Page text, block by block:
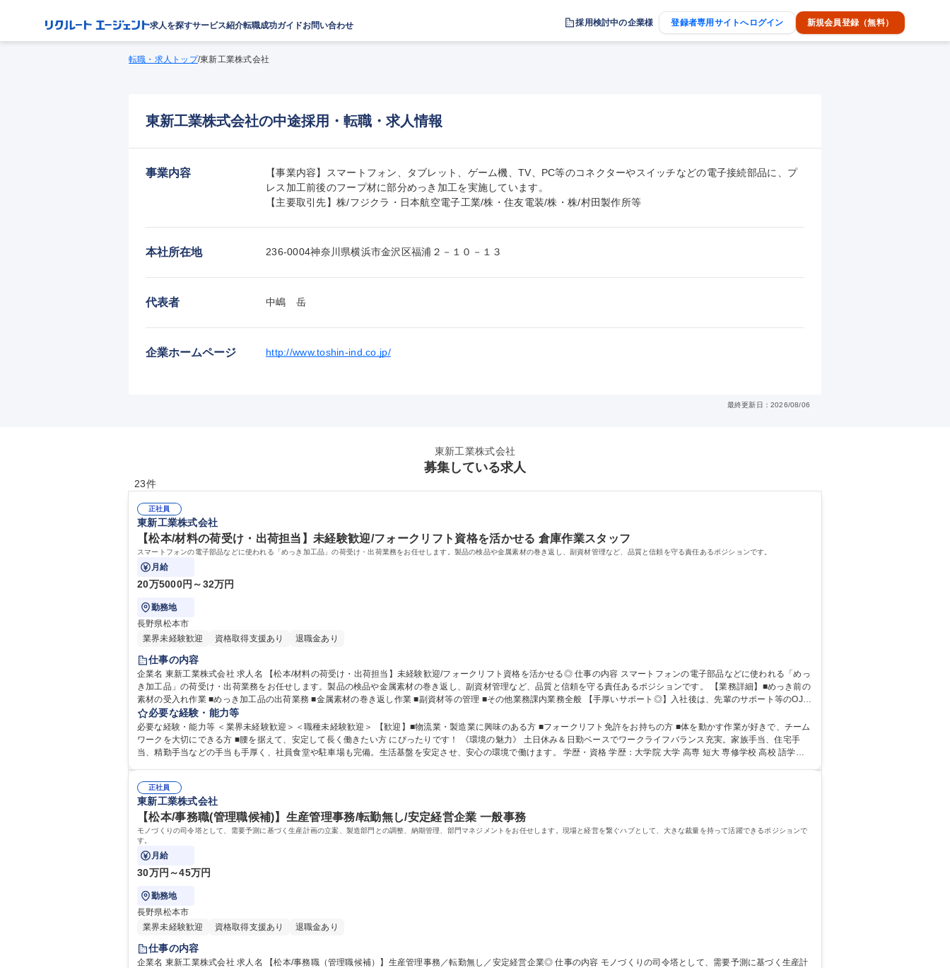
求人を探すサービス紹介転職成功ガイドお問い合わせ 採用検討中の企業様 登録者専用サイトへログイン 新規会員登録（無料）
転職・求人トップ/東新工業株式会社
東新工業株式会社の中途採用・転職・求人情報
事業内容
【事業内容】スマートフォン、タブレット、ゲーム機、TV、PC等のコネクターやスイッチなどの電子接続部品に、プ
レス加工前後のフープ材に部分めっき加工を実施しています。
【主要取引先】株/フジクラ・日本航空電子工業/株・住友電装/株・株/村田製作所等
本社所在地 236-0004神奈川県横浜市金沢区福浦２－１０－１３
代表者 中嶋　岳
企業ホームページ http://www.toshin-ind.co.jp/
最終更新日：2026/08/06
東新工業株式会社
募集している求人
23件
正社員
東新工業株式会社
【松本/材料の荷受け・出荷担当】未経験歓迎/フォークリフト資格を活かせる 倉庫作業スタッフ
スマートフォンの電子部品などに使われる「めっき加工品」の荷受け・出荷業務をお任せします。製品の検品や金属素材の巻き返し、副資材管理など、品質と信頼を守る責任あるポジションです。
月給
20万5000円～32万円
勤務地
長野県松本市
業界未経験歓迎
資格取得支援あり 退職金あり
仕事の内容
企業名 東新工業株式会社 求人名 【松本/材料の荷受け・出荷担当】未経験歓迎/フォークリフト資格を活かせる◎ 仕事の内容 スマートフォンの電子部品などに使われる「めっ
き加工品」の荷受け・出荷業務をお任せします。製品の検品や金属素材の巻き返し、副資材管理など、品質と信頼を守る責任あるポジションです。 【業務詳細】■めっき前の
素材の受入れ作業 ■めっき加工品の出荷業務 ■金属素材の巻き返し作業 ■副資材等の管理 ■その他業務課内業務全般 【手厚いサポート◎】入社後は、先輩のサポート等のOJT
業務からスタートしますのでご安心ください（半年～1年）！未経験入社の社員が多いため、質問しやすい風土です。確かなスキルを持つ優秀な先輩が集まったチーム制で、
連携を取りながら業務を行っています。 募集職種 【松本/材料の荷受け・出荷担当】未経験歓迎/フォークリフト資格を活かせる◎
必要な経験・能力等
必要な経験・能力等 ＜業界未経験歓迎＞＜職種未経験歓迎＞ 【歓迎】■物流業・製造業に興味のある方 ■フォークリフト免許をお持ちの方 ■体を動かす作業が好きで、チーム
ワークを大切にできる方 ■腰を据えて、安定して長く働きたい方 にぴったりです！ 《環境の魅力》 土日休み＆日勤ベースでワークライフバランス充実。家族手当、住宅手
当、精勤手当などの手当も手厚く、社員食堂や駐車場も完備。生活基盤を安定させ、安心の環境で働けます。 学歴・資格 学歴：大学院 大学 高専 短大 専修学校 高校 語学
正社員
東新工業株式会社
【松本/事務職(管理職候補)】生産管理事務/転勤無し/安定経営企業 一般事務
モノづくりの司令塔として、需要予測に基づく生産計画の立案、製造部門との調整、納期管理、部門マネジメントをお任せします。現場と経営を繋ぐハブとして、大きな裁量を持って活躍できるポジションで
す。
月給
30万円～45万円
勤務地
長野県松本市
業界未経験歓迎
資格取得支援あり 退職金あり
仕事の内容
企業名 東新工業株式会社 求人名 【松本/事務職（管理職候補）】生産管理事務／転勤無し／安定経営企業◎ 仕事の内容 モノづくりの司令塔として、需要予測に基づく生産計